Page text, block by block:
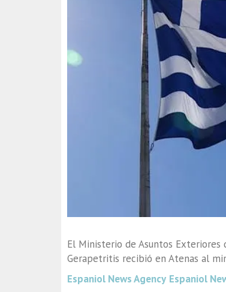
El Ministerio de Asuntos
Gerapetritis recibió en Atenas al
Espaniol News Agency Espaniol